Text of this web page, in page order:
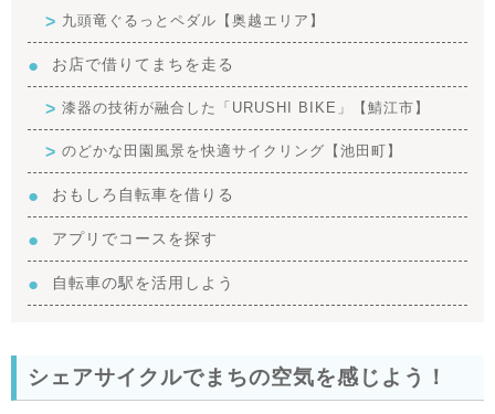
九頭竜ぐるっとペダル【奥越エリア】
お店で借りてまちを走る
漆器の技術が融合した「URUSHI BIKE」【鯖江市】
のどかな田園風景を快適サイクリング【池田町】
おもしろ自転車を借りる
アプリでコースを探す
自転車の駅を活用しよう
シェアサイクルでまちの空気を感じよう！